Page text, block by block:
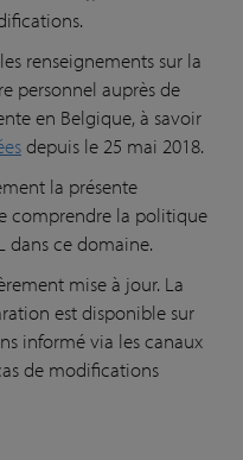
renseignements sur la
personnel auprès de
en Belgique, à savoir
depuis le 25 mai 2018.
la présente
comprendre la politique
dans ce domaine.
mise à jour. La
est disponible sur
informé via les canaux
de modifications